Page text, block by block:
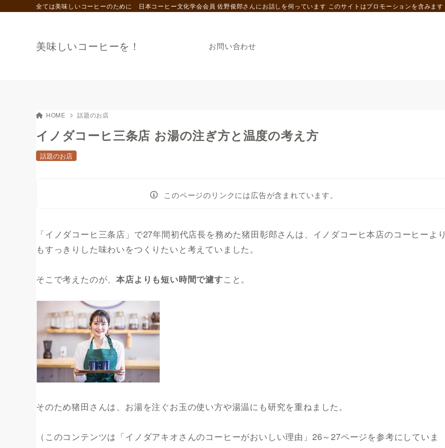
美味しいコーヒーを！
全ては美味しいコーヒーのために 日本コーヒー文化学会会員 佐野俊郎さんにお話しを伺っています このサイトはプロモーションを含みます
お問い合わせ
HOME 話題のお店
イノダコーヒ三条店 お湯の注ぎ方と温度の考え方
話題のお店
このページのリンクには広告が含まれています。
「イノダコーヒ三条店」で27年間初代店長を務めた猪田彰郎さんは、イノダコーヒ本店のコーヒーより
もすっきりした味わいをつくりたいと考えていました。
そこで考えたのが、本店よりも短い時間で濾すこと。
そのため猪田さんは、お湯を注ぐお玉の使い方や湯温にも研究を重ねました。
（このコンテンツは「イノダアキオさんのコーヒーがおいしい理由」26～27ページを参考にしていま